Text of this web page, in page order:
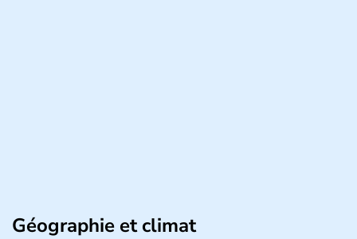
Géographie et climat